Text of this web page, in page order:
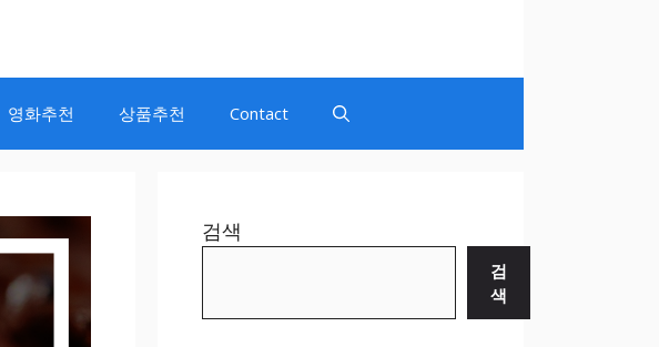
영화추천 상품추천 Contact
검색
검
색